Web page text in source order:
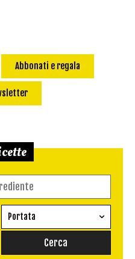
Abbonati e regala
Portata
Conserva